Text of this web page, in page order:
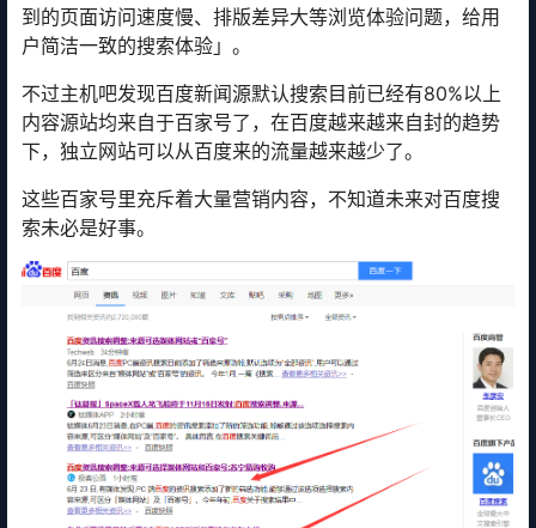
到的页面访问速度慢、排版差异大等浏览体验问题，给用
户简洁一致的搜索体验」。
不过主机吧发现百度新闻源默认搜索目前已经有80%以上
内容源站均来自于百家号了，在百度越来越来自封的趋势
下，独立网站可以从百度来的流量越来越少了。
这些百家号里充斥着大量营销内容，不知道未来对百度搜
索未必是好事。